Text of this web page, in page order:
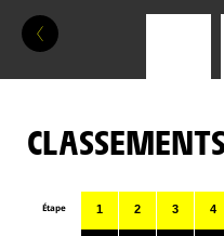
CLASSEMENTS
Étape 1 2 3 4